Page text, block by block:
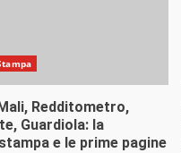
Redditometro,
Guardiola: la
e le prime pagine